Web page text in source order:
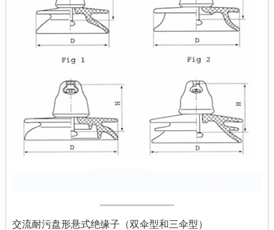
交流耐污盘形悬式绝缘子（双伞型和三伞型）